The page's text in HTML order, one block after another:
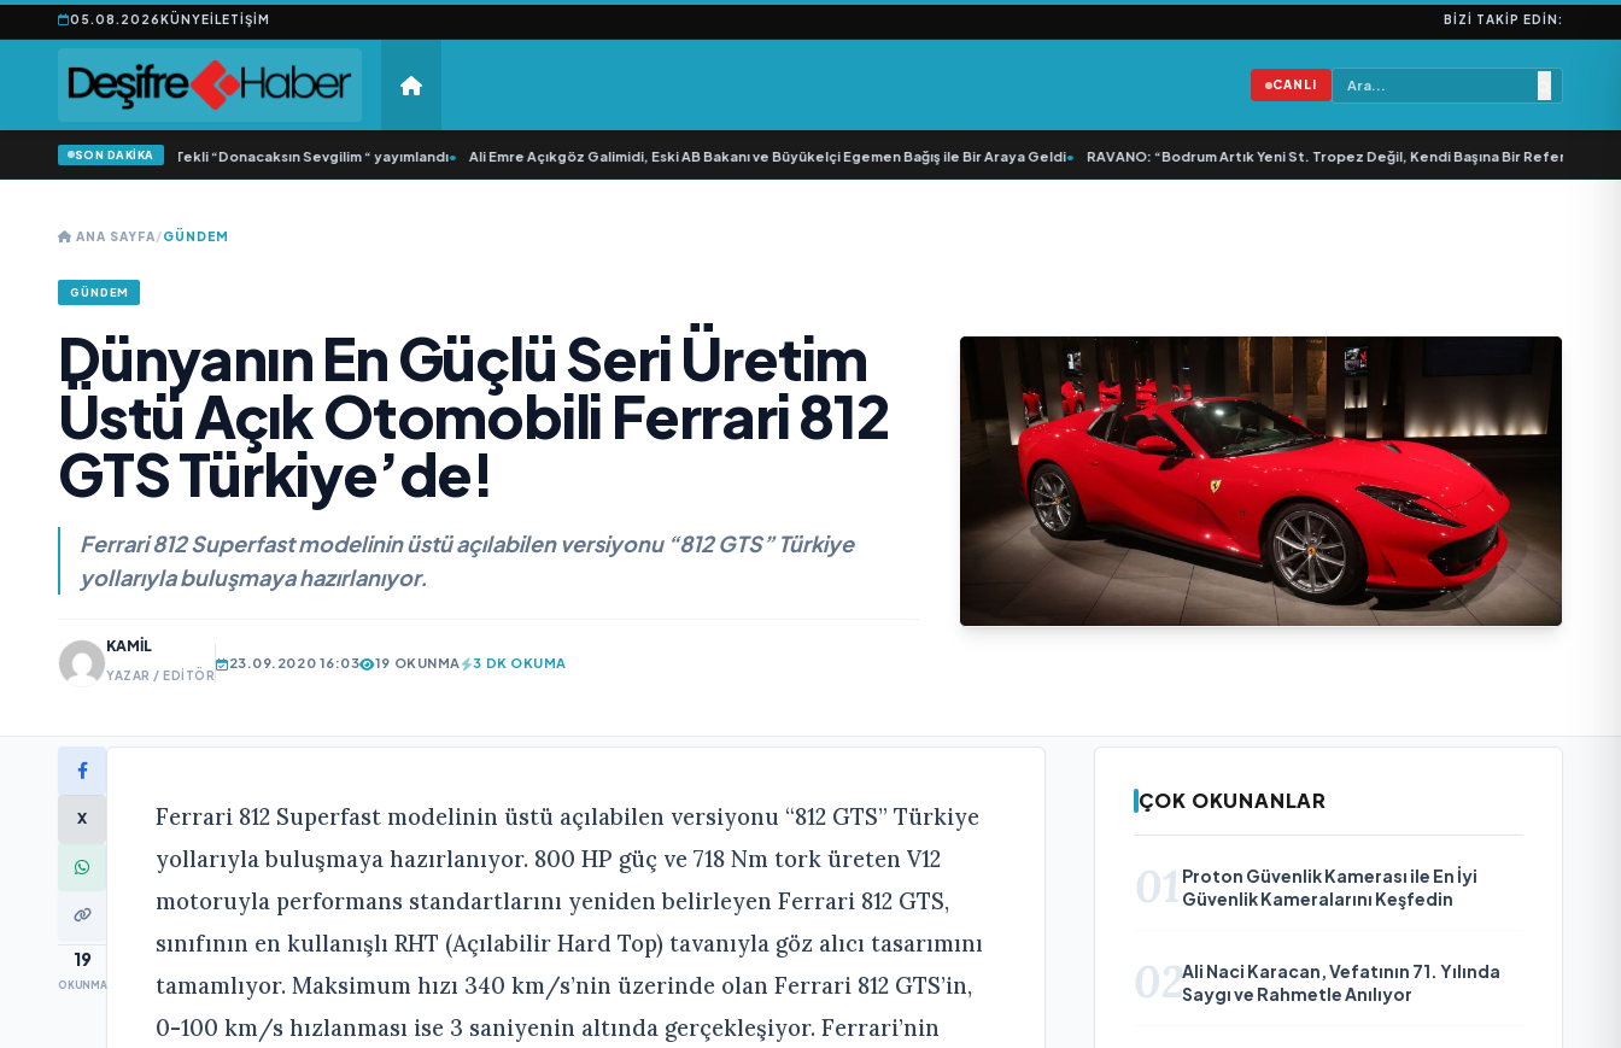
05.08.2026KÜNYEİLETIŞIM BIZI TAKIP EDIN:
CANLI
SON DAKİKA
Samlı ‘dan İkinci Tekli “Donacaksın Sevgilim “ yayımlandı• Ali Emre Açıkgöz Galimidi, Eski AB Bakanı ve Büyükelçi Egemen Bağış ile Bir Araya Geldi• RAVANO: “Bodrum Artık Yeni St. Tropez Değil, Kendi Başına Bir Referans”
ANA SAYFA/GÜNDEM
GÜNDEM
Dünyanın En Güçlü Seri Üretim
Üstü Açık Otomobili Ferrari 812
GTS Türkiye’de!
Ferrari 812 Superfast modelinin üstü açılabilen versiyonu “812 GTS” Türkiye
yollarıyla buluşmaya hazırlanıyor.
KAMIL
YAZAR / EDITÖR
23.09.2020 16:03 19 OKUNMA 3 DK OKUMA
X
19
OKUNMA
Ferrari 812 Superfast modelinin üstü açılabilen versiyonu “812 GTS” Türkiye
yollarıyla buluşmaya hazırlanıyor. 800 HP güç ve 718 Nm tork üreten V12
motoruyla performans standartlarını yeniden belirleyen Ferrari 812 GTS,
sınıfının en kullanışlı RHT (Açılabilir Hard Top) tavanıyla göz alıcı tasarımını
tamamlıyor. Maksimum hızı 340 km/s’nin üzerinde olan Ferrari 812 GTS’in,
0-100 km/s hızlanması ise 3 saniyenin altında gerçekleşiyor. Ferrari’nin
ÇOK OKUNANLAR
01 Proton Güvenlik Kamerası ile En İyi
Güvenlik Kameralarını Keşfedin
02Ali Naci Karacan, Vefatının 71. Yılında
Saygı ve Rahmetle Anılıyor